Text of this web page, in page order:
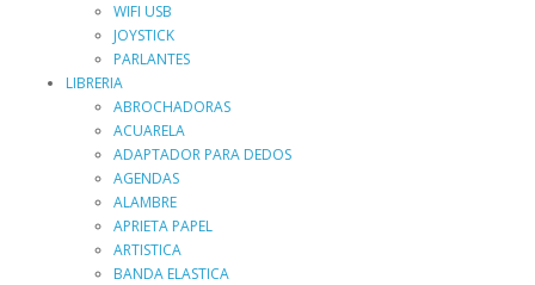
WIFI USB
JOYSTICK
PARLANTES
LIBRERIA
ABROCHADORAS
ACUARELA
ADAPTADOR PARA DEDOS
AGENDAS
ALAMBRE
APRIETA PAPEL
ARTISTICA
BANDA ELASTICA